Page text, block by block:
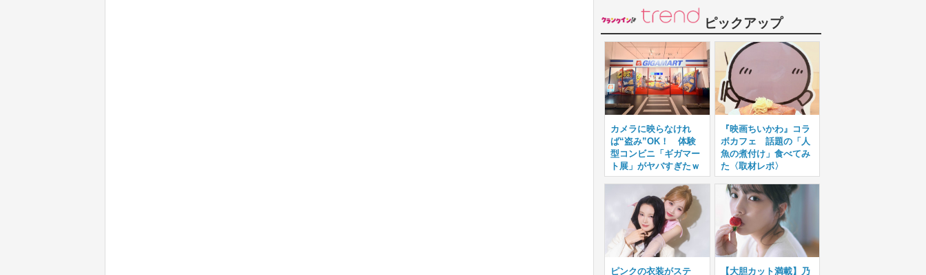
ピックアップ
カメラに映らなけれ
ば“盗み”OK！ 体験
型コンビニ「ギガマー
ト展」がヤバすぎたｗ
『映画ちいかわ』コラ
ボカフェ 話題の「人
魚の煮付け」食べてみ
た〈取材レポ〉
ピンクの衣装がステ 【大胆カット満載】乃